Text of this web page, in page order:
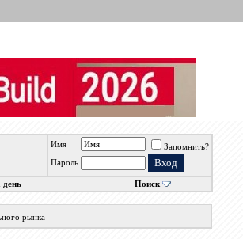
Имя
Запомнить?
Пароль
день Поиск
рынка